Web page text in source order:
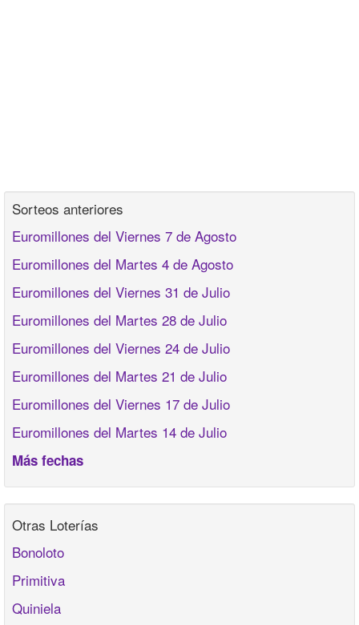
Sorteos anteriores
Euromillones del Viernes 7 de Agosto
Euromillones del Martes 4 de Agosto
Euromillones del Viernes 31 de Julio
Euromillones del Martes 28 de Julio
Euromillones del Viernes 24 de Julio
Euromillones del Martes 21 de Julio
Euromillones del Viernes 17 de Julio
Euromillones del Martes 14 de Julio
Más fechas
Otras Loterías
Bonoloto
Primitiva
Quiniela